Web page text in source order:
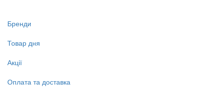
Бренди
Товар дня
Акції
Оплата та доставка